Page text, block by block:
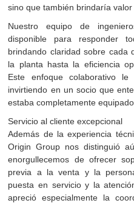
sino que también brindaría valor
Nuestro equipo de
disponible para responder
brindando claridad sobre cada
la planta hasta la eficiencia
Este enfoque colaborativo
invirtiendo en un socio que
estaba completamente
Servicio al cliente excepcional
Además de la experiencia
Origin Group nos distinguió
enorgullecemos de ofrecer
previa a la venta y la
puesta en servicio y la
apreció especialmente la